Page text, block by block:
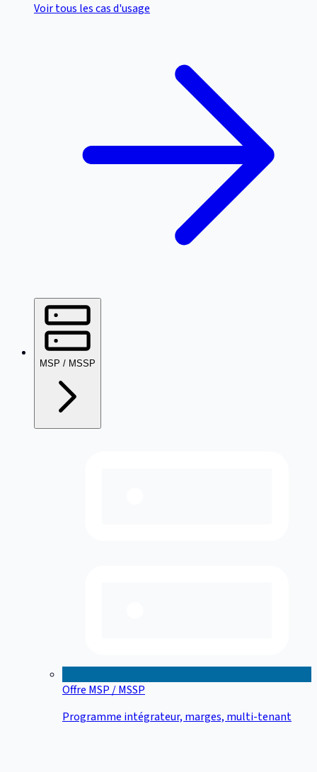
Voir tous les cas d'usage
MSP / MSSP
Offre MSP / MSSP
Programme intégrateur, marges, multi-tenant